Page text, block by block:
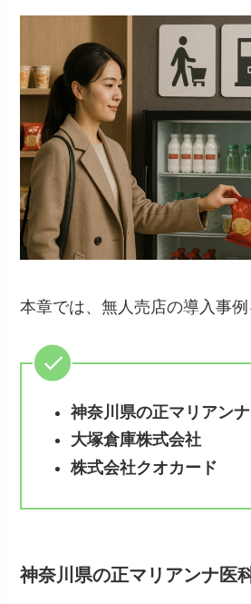
本章では、無人売店の導入事例
神奈川県の正マリアン
大塚倉庫株式会社
株式会社クオカード
神奈川県の正マリアンナ医